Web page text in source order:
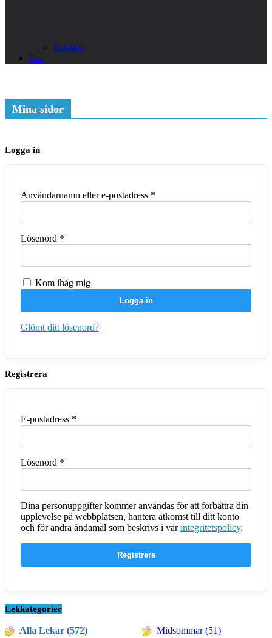
Kontakt
Om
Logga in
Användarnamn eller e-postadress *
Lösenord *
Kom ihåg mig
Logga in
Glömt ditt lösenord?
Registrera
E-postadress *
Lösenord *
Dina personuppgifter kommer användas för att förbättra din
upplevelse på webbplatsen, hantera åtkomst till ditt konto
och för andra ändamål som beskrivs i vårintegritetspolicy.
Registrera
Lekkategorier
Alla Lekar (572)
Midsommar (51)